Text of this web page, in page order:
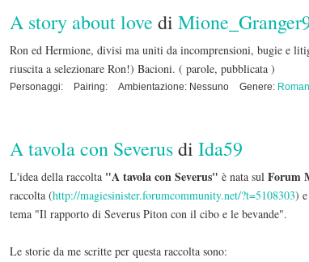
A story about love di
Ron ed Hermione, divisi ma uniti da incomprensioni, bugie e
riuscita a selezionare Ron!) Bacioni. ( parole, pubblicata )
Personaggi: Pairing: Ambientazione: Nessuno Genere:
A tavola con Severusdi Ida59
L'idea della raccolta "A tavola con Severus" è nata sul Forum
raccolta (http://magiesinister.forumcommunity.net/?t=5108303)
tema "Il rapporto di Severus Piton con il cibo e le bevande".
Le storie da me scritte per questa raccolta sono: